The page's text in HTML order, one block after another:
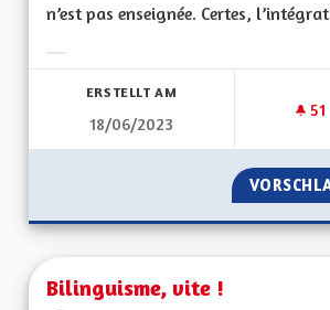
n’est pas enseignée. Certes,
ERSTELLT AM
18/06/2023
51
Bilinguisme, vite !